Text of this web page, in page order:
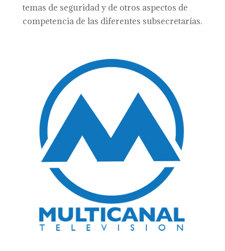
temas de seguridad y de otros aspectos de
competencia de las diferentes subsecretarías.